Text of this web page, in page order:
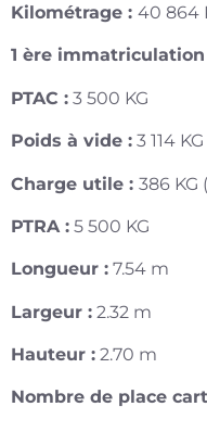
Kilométrage : 40 864
1 ère immatriculation
PTAC : 3 500 KG
Poids à vide : 3 114 KG
Charge utile : 386 KG
PTRA : 5 500 KG
Longueur : 7.54 m
Largeur : 2.32 m
Hauteur : 2.70 m
Nombre de place